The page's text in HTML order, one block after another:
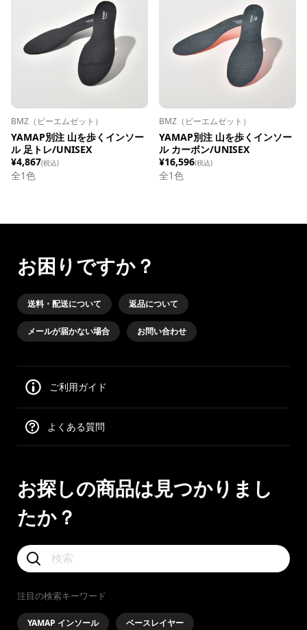
BMZ（ビーエムゼット）
YAMAP別注 山を歩くインソー
ル 足トレ/UNISEX
¥4,867(税込)
全1色
BMZ（ビーエムゼット）
YAMAP別注 山を歩くインソー
ル カーボン/UNISEX
¥16,596(税込)
全1色
お困りですか？
送料・配送について 返品について
メールが届かない場合 お問い合わせ
ご利用ガイド
よくある質問
お探しの商品は見つかりまし
たか？
注目の検索キーワード
YAMAP インソール ベースレイヤー